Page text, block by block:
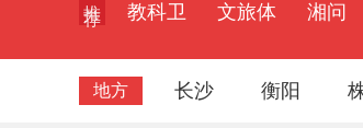
教科卫
文旅体 湘问
地方 长沙 衡阳